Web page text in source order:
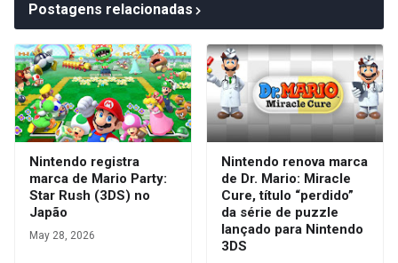
Postagens relacionadas
Nintendo registra
marca de Mario Party:
Star Rush (3DS) no
Japão
May 28, 2026
Nintendo renova marca
de Dr. Mario: Miracle
Cure, título “perdido”
da série de puzzle
lançado para Nintendo
3DS